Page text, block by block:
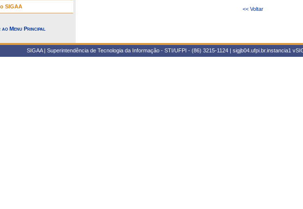
SIGAA
ao Menu Principal
<< Voltar
SIGAA | Superintendência de Tecnologia da Informação - STI/UFPI - (86) 3215-1124 | sigjb04.ufpi.br.instancia1